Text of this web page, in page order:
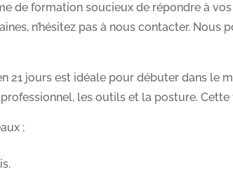
de formation soucieux de répondre à
n’hésitez pas à nous contacter.
21 jours est idéale pour débuter dans le
les outils et la posture.
;